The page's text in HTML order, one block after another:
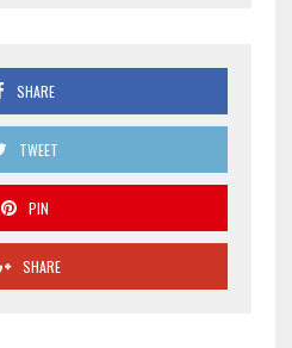
SHARE
TWEET
PIN
SHARE